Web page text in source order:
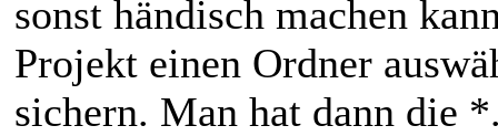
sonst händisch machen
Projekt einen Ordner
sichern. Man hat dann die